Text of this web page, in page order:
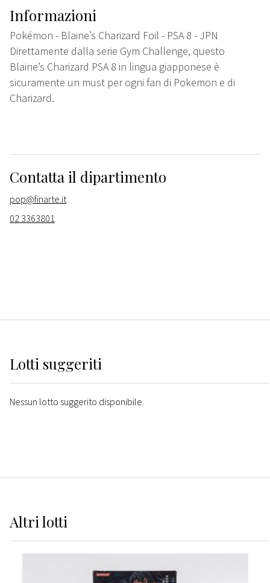
Informazioni
Pokémon - Blaine’s Charizard Foil - PSA 8 - JPN
Direttamente dalla serie Gym Challenge, questo
Blaine’s Charizard PSA 8 in lingua giapponese è
sicuramente un must per ogni fan di Pokemon e di
Charizard.
Contatta il dipartimento
pop@finarte.it
02 3363801
Lotti suggeriti
Nessun lotto suggerito disponibile.
Altrilotti